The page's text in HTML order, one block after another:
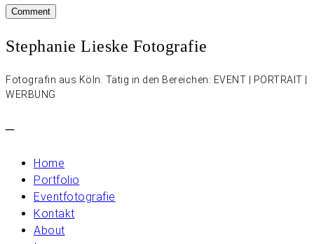
Stephanie Lieske Fotografie
Fotografin aus Köln. Tätig in den Bereichen: EVENT | PORTRAIT |
WERBUNG
–
Home
Portfolio
Eventfotografie
Kontakt
About